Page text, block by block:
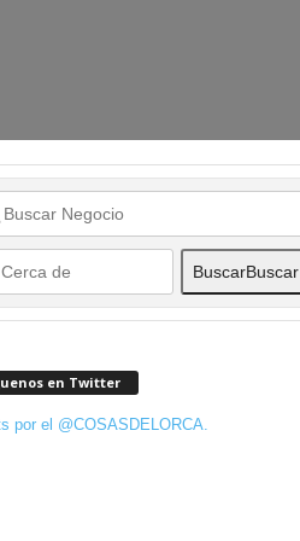
BuscarBuscar
en Twitter
por el @COSASDELORCA.